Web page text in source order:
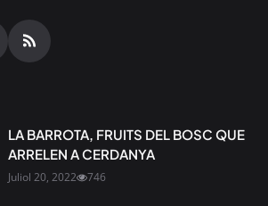
LA BARROTA, FRUITS DEL BOSC QUE
ARRELEN A CERDANYA
Juliol 20, 2022 746